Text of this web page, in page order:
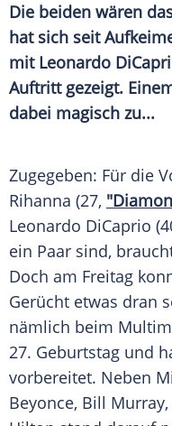
Die beiden wären
hat sich seit
mit Leonardo
Auftritt gezeigt.
dabei magisch zu...
Zugegeben: Für die
Rihanna (27,
Leonardo DiCaprio
ein Paar sind,
Doch am Freitag
Gerücht etwas dran
nämlich beim
27. Geburtstag und
vorbereitet. Neben
Beyonce, Bill Murray,